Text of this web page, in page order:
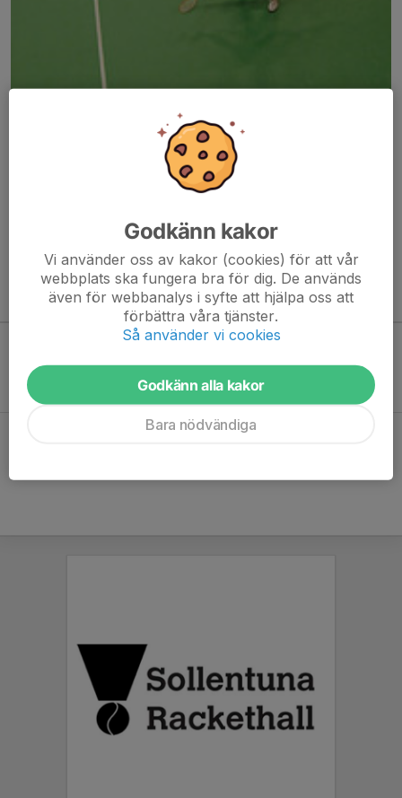
Här hamnar automatiskt de senaste nyheterna på hemsidan. För
att kunna börja administrera hemsidan loggar du in högst upp till
Kommande aktiviteter
Inga aktiviteter inbokade
Godkänn kakor
Vi använder oss av kakor (cookies) för att vår
webbplats ska fungera bra för dig. De används
även för webbanalys i syfte att hjälpa oss att
förbättra våra tjänster.
Så använder vi cookies
Godkänn alla kakor
Bara nödvändiga